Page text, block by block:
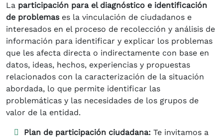
La participación para el diagnóstico e identificación
de problemases la vinculación de ciudadanos e
interesados en el proceso de recolección y análisis de
información para identificar y explicar los problemas
que les afecta directa o indirectamente con base en
datos, ideas, hechos, experiencias y propuestas
relacionados con la caracterización de la situación
abordada, lo que permite identificar las
problemáticas y las necesidades de los grupos de
valor de la entidad.
Plan de participación ciudadana: Te invitamos a